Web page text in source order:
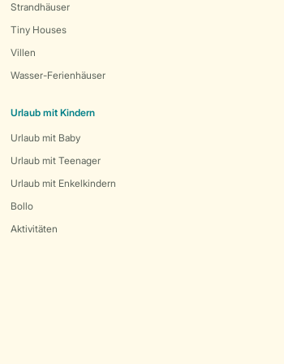
Strandhäuser
Tiny Houses
Villen
Wasser-Ferienhäuser
Urlaub mit Kindern
Urlaub mit Baby
Urlaub mit Teenager
Urlaub mit Enkelkindern
Bollo
Aktivitäten